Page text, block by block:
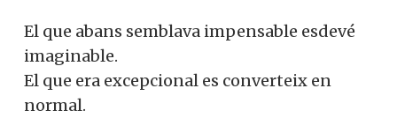
El que abans semblava impensable esdevé
imaginable.
El que era excepcional es converteix en
normal.